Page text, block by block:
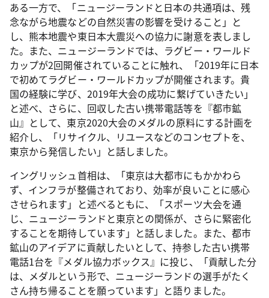
ある一方で、「ニュージーランドと日本の共通項は、残
念ながら地震などの自然災害の影響を受けること」と
し、熊本地震や東日本大震災への協力に謝意を表しまし
た。また、ニュージーランドでは、ラグビー・ワールド
カップが2回開催されていることに触れ、「2019年に日本
で初めてラグビー・ワールドカップが開催されます。貴
国の経験に学び、2019年大会の成功に繋げていきたい」
と述べ、さらに、回収した古い携帯電話等を『都市鉱
山』として、東京2020大会のメダルの原料にする計画を
紹介し、「リサイクル、リユースなどのコンセプトを、
東京から発信したい」と話しました。
イングリッシュ首相は、「東京は大都市にもかかわら
ず、インフラが整備されており、効率が良いことに感心
させられます」と述べるともに、「スポーツ大会を通
じ、ニュージーランドと東京との関係が、さらに緊密化
することを期待しています」と話しました。また、都市
鉱山のアイデアに貢献したいとして、持参した古い携帯
電話1台を『メダル協力ボックス』に投じ、「貢献した分
は、メダルという形で、ニュージーランドの選手がたく
さん持ち帰ることを願っています」と語りました。